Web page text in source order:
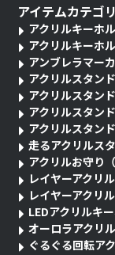
アイテムカテゴリ
アクリルキーホ
アクリルキーホ
アンブレラマー
アクリルスタ
アクリルスタ
アクリルスタ
アクリルスタ
走るアクリルス
アクリルお守り
レイヤーアクリ
レイヤーアクリ
LEDアクリルキ
オーロラアクリ
ぐるぐる回転ア